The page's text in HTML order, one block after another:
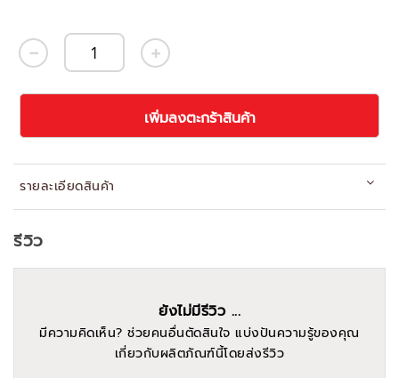
เพิ่มลงตะกร้าสินค้า
รายละเอียดสินค้า
รีวิว
ยังไม่มีรีวิว ...
มีความคิดเห็น? ช่วยคนอื่นตัดสินใจ แบ่งปันความรู้ของคุณ
เกี่ยวกับผลิตภัณฑ์นี้โดยส่งรีวิว